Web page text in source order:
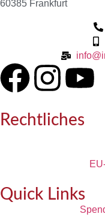
60385 Frankfurt
Rechtliches
Quick Links